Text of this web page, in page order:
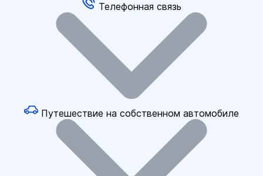
Телефонная связь
Путешествие на собственном автомобиле